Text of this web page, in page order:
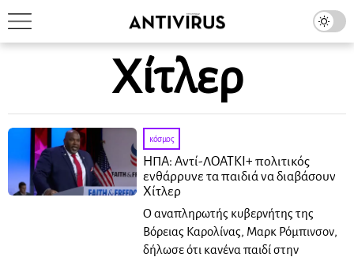
Χίτλερ
κόσμος
ΗΠΑ: Αντί-ΛΟΑΤΚΙ+ πολιτικός
ενθάρρυνε τα παιδιά να διαβάσουν
Χίτλερ
Ο αναπληρωτής κυβερνήτης της
Βόρειας Καρολίνας, Μαρκ Ρόμπινσον,
δήλωσε ότι κανένα παιδί στην